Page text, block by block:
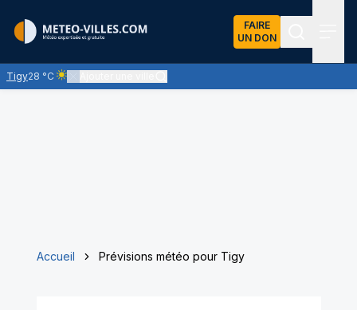
FAIRE
UN DON
Tigy28 °C
Ciel clair - quasiment pas de nuages et un soleil omniprésent
Accueil Prévisions météo pour Tigy